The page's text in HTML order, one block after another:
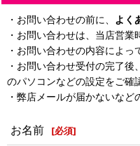
・お問い合わせの前に、 よく
・お問い合わせは、当店営
・お問い合わせの内容によ
・お問い合わせ受付の完了
のパソコンなどの設定をご確
・弊店メールが届かないな
お名前 [必須]